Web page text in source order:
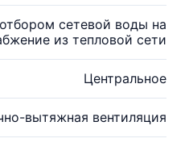
сетевой воды на
из тепловой сети
Центральное
вытяжная вентиляция